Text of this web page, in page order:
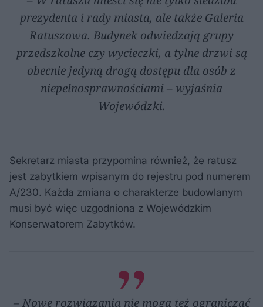
prezydenta i rady miasta, ale także Galeria
Ratuszowa. Budynek odwiedzają grupy
przedszkolne czy wycieczki, a tylne drzwi są
obecnie jedyną drogą dostępu dla osób z
niepełnosprawnościami – wyjaśnia
Wojewódzki.
Sekretarz miasta przypomina również, że ratusz
jest zabytkiem wpisanym do rejestru pod numerem
A/230. Każda zmiana o charakterze budowlanym
musi być więc uzgodniona z Wojewódzkim
Konserwatorem Zabytków.
– Nowe rozwiązania nie mogą też ograniczać